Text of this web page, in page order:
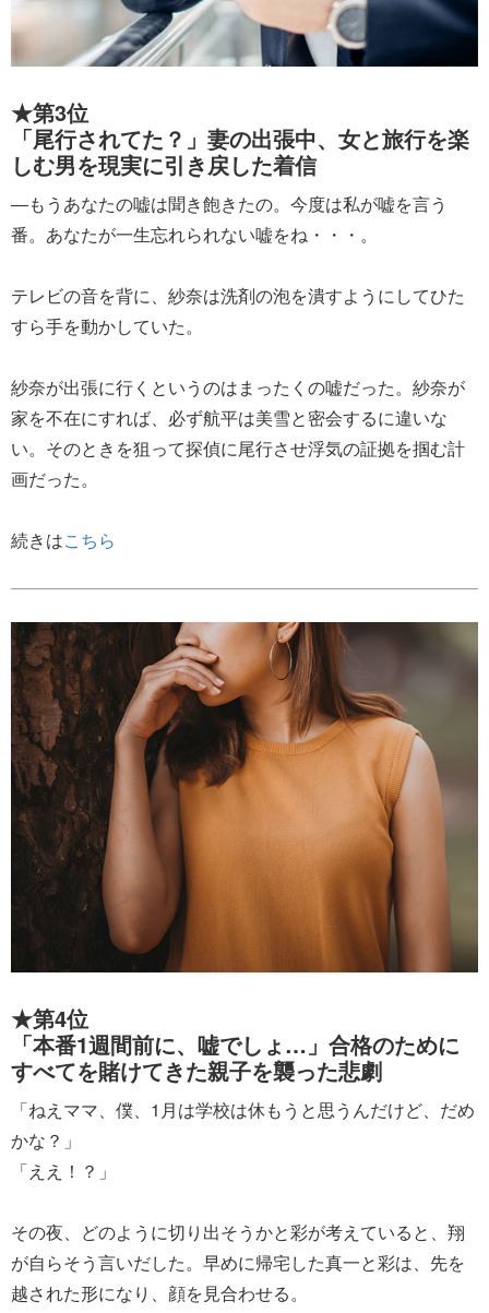
★第3位
「尾行されてた？」妻の出張中、女と旅行を楽
しむ男を現実に引き戻した着信
―もうあなたの嘘は聞き飽きたの。今度は私が嘘を言う
番。あなたが一生忘れられない嘘をね・・・。
テレビの音を背に、紗奈は洗剤の泡を潰すようにしてひた
すら手を動かしていた。
紗奈が出張に行くというのはまったくの嘘だった。紗奈が
家を不在にすれば、必ず航平は美雪と密会するに違いな
い。そのときを狙って探偵に尾行させ浮気の証拠を掴む計
画だった。
続きはこちら
★第4位
「本番1週間前に、嘘でしょ…」合格のために
すべてを賭けてきた親子を襲った悲劇
「ねえママ、僕、1月は学校は休もうと思うんだけど、だめ
かな？」
「ええ！？」
その夜、どのように切り出そうかと彩が考えていると、翔
が自らそう言いだした。早めに帰宅した真一と彩は、先を
越された形になり、顔を見合わせる。